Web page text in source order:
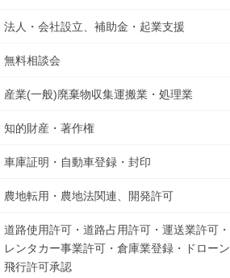
法人・会社設立、補助金・起業支援
無料相談会
産業(一般)廃棄物収集運搬業・処理業
知的財産・著作権
車庫証明・自動車登録・封印
農地転用・農地法関連、開発許可
道路使用許可・道路占用許可・運送業許可・
レンタカー事業許可・倉庫業登録・ドローン
飛行許可承認